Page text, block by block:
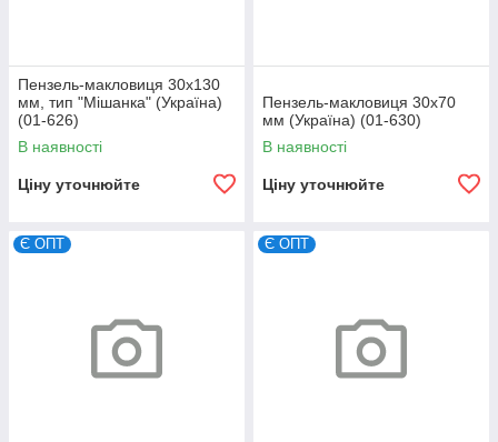
Пензель-макловиця 30х130
мм, тип "Мішанка" (Україна)
(01-626)
В наявності
Ціну уточнюйте
Пензель-макловиця 30х70
мм (Україна) (01-630)
В наявності
Ціну уточнюйте
Є ОПТ Є ОПТ